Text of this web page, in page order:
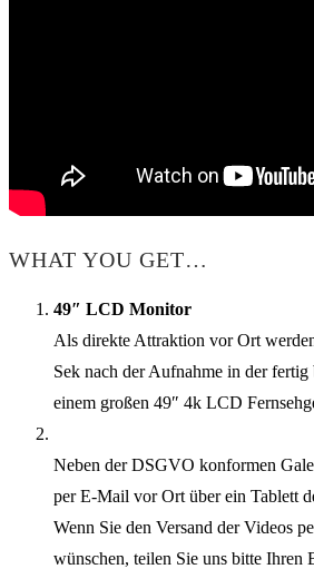
WHAT YOU GET…
49″ LCD Monitor
Als direkte Attraktion vor Ort
Sek nach der Aufnahme in der fertig
einem großen 49″ 4k LCD
Neben der DSGVO konformen
per E-Mail vor Ort über ein Tablett
Wenn Sie den Versand der Videos
wünschen, teilen Sie uns bitte Ihren